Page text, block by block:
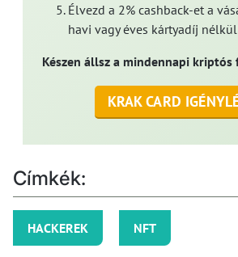
Élvezd a 2% cashback-et a
havi vagy éves kártyadíj
Készen állsz a mindennapi kriptós
KRAK CARD
Címkék:
HACKEREK NFT